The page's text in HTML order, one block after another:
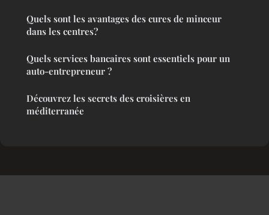
Quels sont les avantages des cures de minceur
dans les centres?
Quels services bancaires sont essentiels pour un
auto-entrepreneur ?
Découvrez les secrets des croisières en
méditerranée